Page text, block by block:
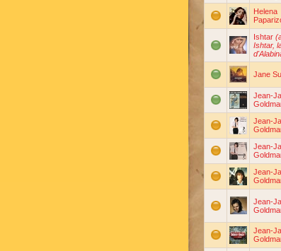
Helena
Ishtar
Ishtar,
Jane
Jean-
Jean-
Jean-
Jean-
Jean-
Jean-